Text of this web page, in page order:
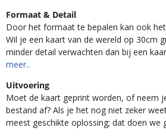
Formaat & Detail
Door het formaat te bepalen kan ook
Wil je een kaart van de wereld op 30cm
minder detail verwachten dan bij een
meer..
Uitvoering
Moet de kaart geprint worden, of neem
bestand af? Als je het nog niet zeker
meest geschikte oplossing; dat doen we